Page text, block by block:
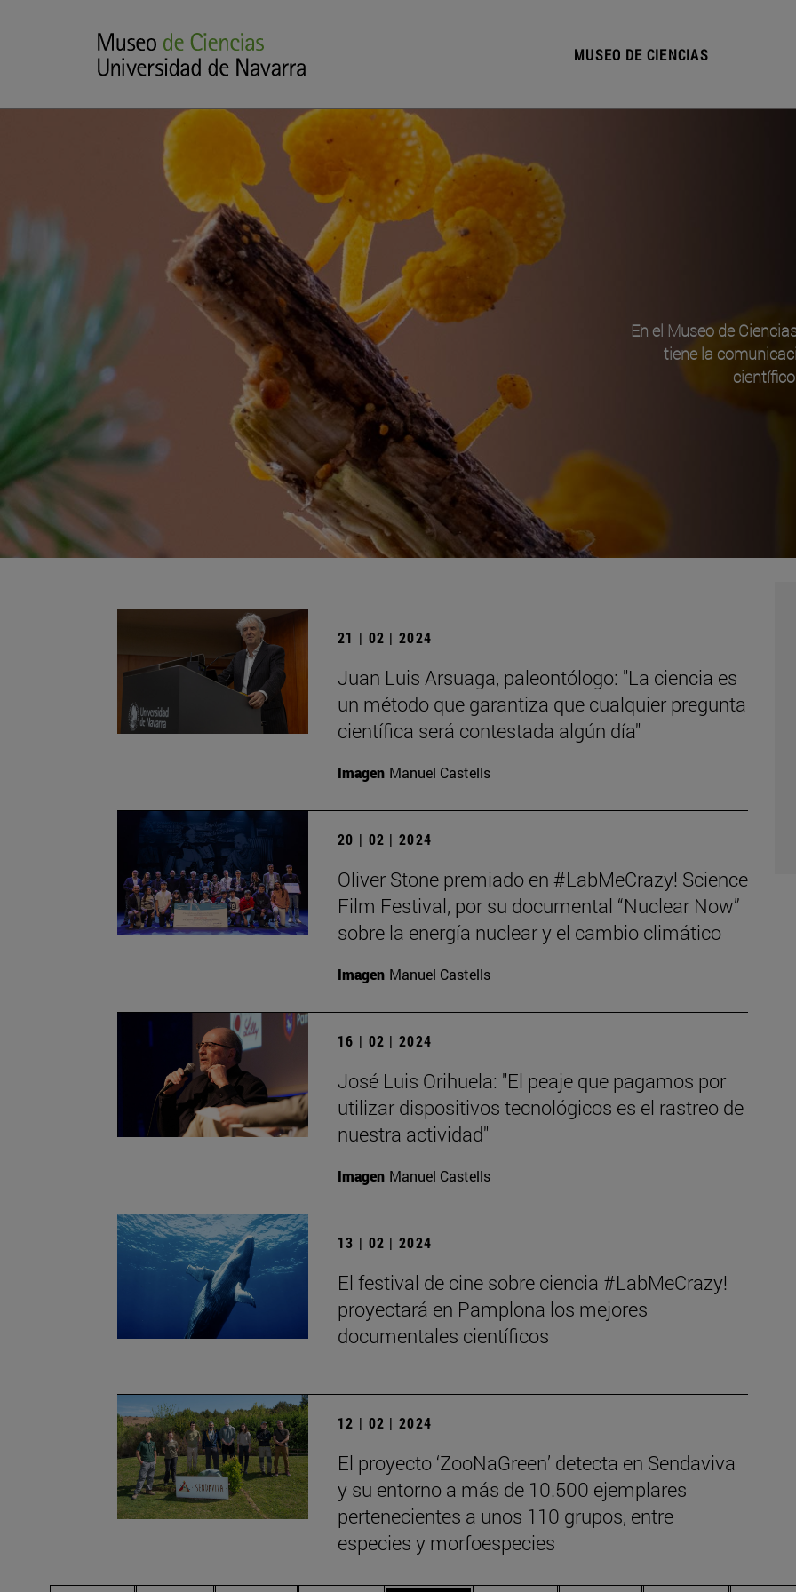
MUSEO DE CIENCIAS
En el Museo de
tiene la
21 | 02 | 2024
Juan Luis Arsuaga, paleontólogo: "La ciencia es
un método que garantiza que cualquier pregunta
científica será contestada algún día"
Imagen Manuel Castells
20 | 02 | 2024
Oliver Stone premiado en #LabMeCrazy! Science
Film Festival, por su documental “Nuclear Now”
sobre la energía nuclear y el cambio climático
Imagen Manuel Castells
16 | 02 | 2024
José Luis Orihuela: "El peaje que pagamos por
utilizar dispositivos tecnológicos es el rastreo de
nuestra actividad"
Imagen Manuel Castells
13 | 02 | 2024
El festival de cine sobre ciencia #LabMeCrazy!
proyectará en Pamplona los mejores
documentales científicos
12 | 02 | 2024
El proyecto ‘ZooNaGreen’ detecta en Sendaviva
y su entorno a más de 10.500 ejemplares
pertenecientes a unos 110 grupos, entre
especies y morfoespecies